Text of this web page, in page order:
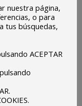
su excepcional
Burgos.
José Greño.
nuestra página,
o para
tus búsquedas,
ACEPTAR